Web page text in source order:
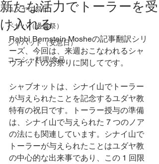
ユダヤの祭日
ペサハ（過越祭）
シャバット（安息日）
コーシャ料理/食品
新たな活力でトーラーを受
け入れる
Rabbi Bernstein Mosheの記事翻訳シリ
ーズ、今回は、来週おこなわれるシャ
ヴオットのお祭りに関してです。
シャブオットは、シナイ山でトーラー
が与えられたことを記念するユダヤ教
特有の祝日です。トーラー授与の準備
は、シナイ山で与えられた 7 つのノア
の法にも関連しています。シナイ山で
トーラーが与えられたことはユダヤ教
の中心的な出来事であり、この 1 回限